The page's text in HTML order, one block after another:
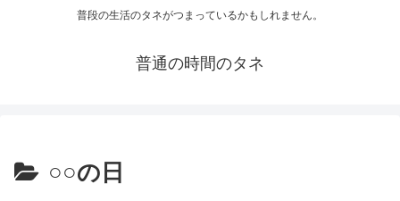
普段の生活のタネがつまっているかもしれません。
普通の時間のタネ
○○の日